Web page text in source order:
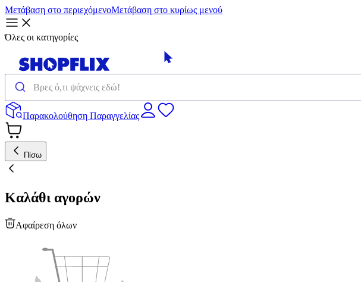
Μετάβαση στο περιεχόμενοΜετάβαση στο κυρίως μενού
Όλες οι κατηγορίες
Παρακολούθηση Παραγγελίας
Πίσω
Καλάθι αγορών
Αφαίρεση όλων